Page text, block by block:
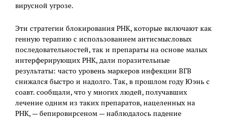
вирусной угрозе.
Эти стратегии блокирования РНК, которые включают как
генную терапию с использованием антисмысловых
последовательностей, так и препараты на основе малых
интерферирующих РНК, дали поразительные
результаты: часто уровень маркеров инфекции ВГВ
cнижался быстро и надолго. Так, в прошлом году Юэнь с
соавт. сообщали, что у многих людей, получавших
лечение одним из таких препаратов, нацеленных на
РНК, — бепировирсеном — наблюдалось падение